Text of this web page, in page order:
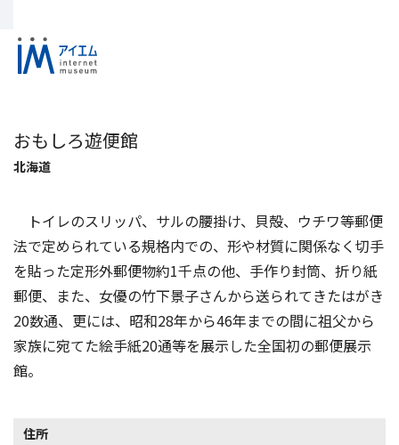
おもしろ遊便館
北海道
トイレのスリッパ、サルの腰掛け、貝殻、ウチワ等郵便
法で定められている規格内での、形や材質に関係なく切手
を貼った定形外郵便物約1千点の他、手作り封筒、折り紙
郵便、また、女優の竹下景子さんから送られてきたはがき
20数通、更には、昭和28年から46年までの間に祖父から
家族に宛てた絵手紙20通等を展示した全国初の郵便展示
住所